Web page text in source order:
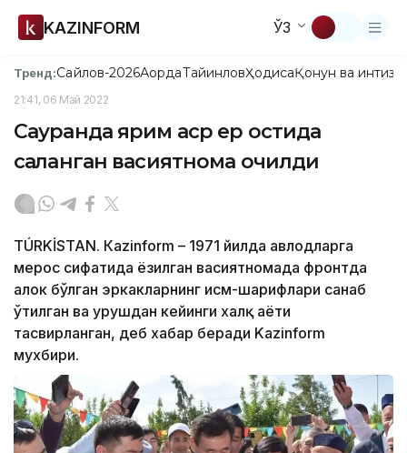
KAZINFORM ЎЗ
Тренд:Сайлов-2026АқордаТайинловҲодисаҚонун ва
21:41, 06 Май 2022
Сауранда ярим аср ер остида
сақланган васиятнома очилди
TÚRKİSTAN. Кazinform – 1971 йилда авлодларга
мерос сифатида ёзилган васиятномада фронтда
ҳалок бўлган эркакларнинг исм-шарифлари санаб
ўтилган ва урушдан кейинги халқ ҳаёти
тасвирланган, деб хабар беради Kazinform
мухбири.